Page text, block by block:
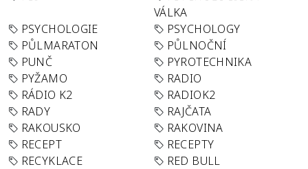
VÁLKA
PSYCHOLOGIE
PSYCHOLOGY
PŮLMARATON
PŮLNOČNÍ
PUNČ
PYROTECHNIKA
PYŽAMO
RADIO
RÁDIO K2
RADIOK2
RADY
RAJČATA
RAKOUSKO
RAKOVINA
RECEPT
RECEPTY
RECYKLACE
RED BULL